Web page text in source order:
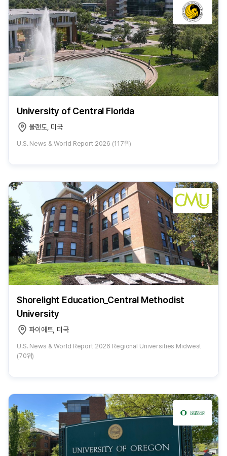
University of Central Florida
올랜도, 미국
U.S. News & World Report 2026 (117위)
Shorelight Education_Central Methodist
University
파이에트, 미국
U.S. News & World Report 2026 Regional Universities Midwest
(70위)